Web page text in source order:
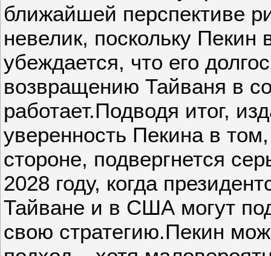
ближайшей перспективе
невелик, поскольку Пекин
убеждается, что его
возвращению Тайваня в
работает.Подводя итог,
уверенность Пекина в
стороне, подвергнется
2028 году, когда
Тайване и в США могут
свою стратегию.Пекин